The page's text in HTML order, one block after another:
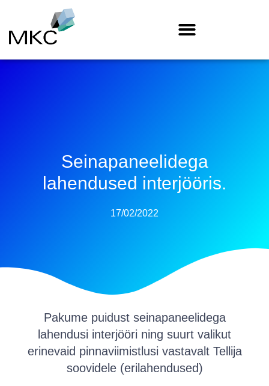
Seinapaneelidega
lahendused interjööris.
17/02/2022
Pakume puidust seinapaneelidega
lahendusi interjööri ning suurt valikut
erinevaid pinnaviimistlusi vastavalt Tellija
soovidele (erilahendused)